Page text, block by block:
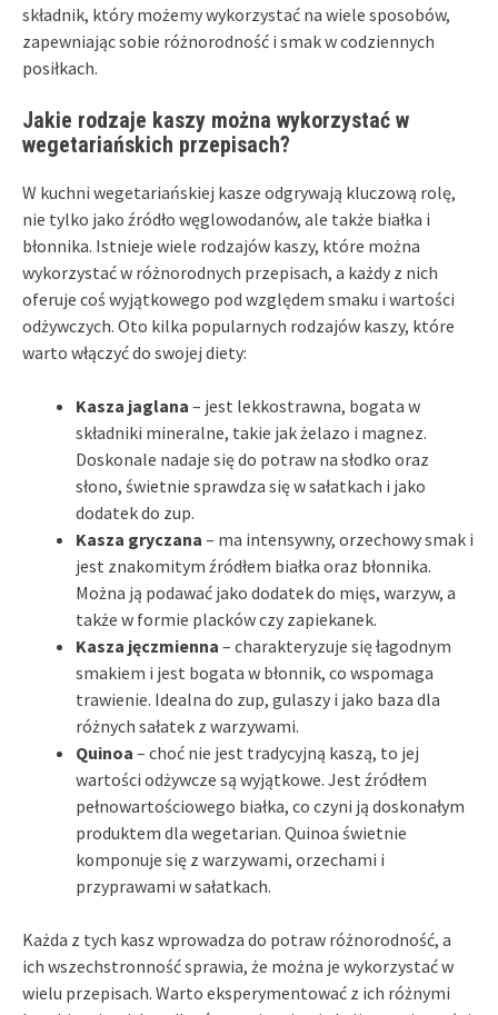
składnik, który możemy wykorzystać na wiele sposobów,
zapewniając sobie różnorodność i smak w codziennych
posiłkach.
Jakie rodzaje kaszy można wykorzystać w
wegetariańskich przepisach?
W kuchni wegetariańskiej kasze odgrywają kluczową rolę,
nie tylko jako źródło węglowodanów, ale także białka i
błonnika. Istnieje wiele rodzajów kaszy, które można
wykorzystać w różnorodnych przepisach, a każdy z nich
oferuje coś wyjątkowego pod względem smaku i wartości
odżywczych. Oto kilka popularnych rodzajów kaszy, które
warto włączyć do swojej diety:
Kasza jaglana – jest lekkostrawna, bogata w
składniki mineralne, takie jak żelazo i magnez.
Doskonale nadaje się do potraw na słodko oraz
słono, świetnie sprawdza się w sałatkach i jako
dodatek do zup.
Kasza gryczana – ma intensywny, orzechowy smak i
jest znakomitym źródłem białka oraz błonnika.
Można ją podawać jako dodatek do mięs, warzyw, a
także w formie placków czy zapiekanek.
Kasza jęczmienna – charakteryzuje się łagodnym
smakiem i jest bogata w błonnik, co wspomaga
trawienie. Idealna do zup, gulaszy i jako baza dla
różnych sałatek z warzywami.
Quinoa – choć nie jest tradycyjną kaszą, to jej
wartości odżywcze są wyjątkowe. Jest źródłem
pełnowartościowego białka, co czyni ją doskonałym
produktem dla wegetarian. Quinoa świetnie
komponuje się z warzywami, orzechami i
przyprawami w sałatkach.
Każda z tych kasz wprowadza do potraw różnorodność, a
ich wszechstronność sprawia, że można je wykorzystać w
wielu przepisach. Warto eksperymentować z ich różnymi